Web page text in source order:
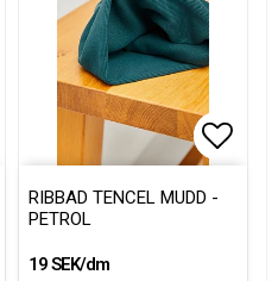
till i favoritlistan
till i favoritlistan
RIBBAD TENCEL MUDD -
PETROL
19 SEK/dm